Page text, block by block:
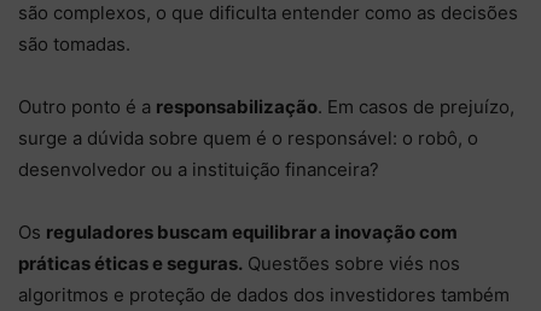
são complexos, o que dificulta entender como as decisões
são tomadas.
Outro ponto é a responsabilização. Em casos de prejuízo,
surge a dúvida sobre quem é o responsável: o robô, o
desenvolvedor ou a instituição financeira?
Os reguladores buscam equilibrar a inovação com
práticas éticas e seguras. Questões sobre viés nos
algoritmos e proteção de dados dos investidores também